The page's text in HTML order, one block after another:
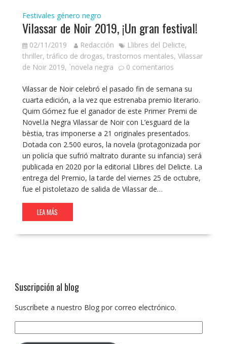
Festivales género negro
Vilassar de Noir 2019, ¡Un gran festival!
02/11/2019 Redacción Llibres del Delicte,
thriller, tráfico de drogas, trastornos mentales, Vilassar
de Noir 2019, `novela negra 0 comentarios
Vilassar de Noir celebró el pasado fin de semana su
cuarta edición, a la vez que estrenaba premio literario.
Quim Gómez fue el ganador de este Primer Premi de
Novel.la Negra Vilassar de Noir con L’esguard de la
bèstia, tras imponerse a 21 originales presentados.
Dotada con 2.500 euros, la novela (protagonizada por
un policía que sufrió maltrato durante su infancia) será
publicada en 2020 por la editorial Llibres del Delicte. La
entrega del Premio, la tarde del viernes 25 de octubre,
fue el pistoletazo de salida de Vilassar de…
LEA MÁS
Suscripción al blog
Suscríbete a nuestro Blog por correo electrónico.
de